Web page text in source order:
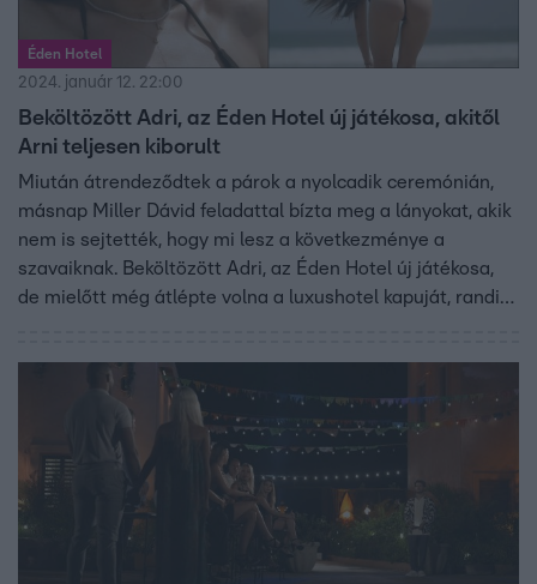
Éden Hotel
2024. január 12. 22:00
Beköltözött Adri, az Éden Hotel új játékosa, akitől
Arni teljesen kiborult
Miután átrendeződtek a párok a nyolcadik ceremónián,
másnap Miller Dávid feladattal bízta meg a lányokat, akik
nem is sejtették, hogy mi lesz a következménye a
szavaiknak. Beköltözött Adri, az Éden Hotel új játékosa,
de mielőtt még átlépte volna a luxushotel kapuját, randira